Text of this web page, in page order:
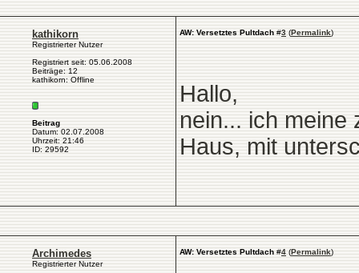
kathikorn
Registrierter Nutzer
Registriert seit: 05.06.2008
Beiträge: 12
kathikorn: Offline
Beitrag
Datum: 02.07.2008
Uhrzeit: 21:46
ID: 29592
AW: Versetztes Pultdach #3 (Permalink)
Hallo,
nein... ich meine
Haus, mit
Archimedes
Registrierter Nutzer
AW: Versetztes Pultdach #4 (Permalink)